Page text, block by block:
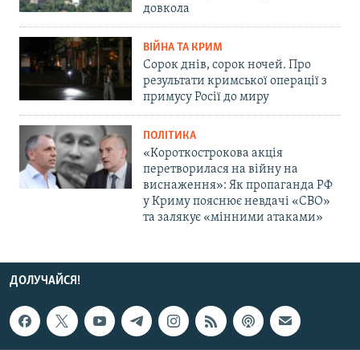
довкола
ВІЙНА ТА КРИМ
Сорок днів, сорок ночей. Про
результати кримської операції з
примусу Росії до миру
ПОЛІТИКА
«Короткострокова акція
перетворилася на війну на
виснаження»: Як пропаганда РФ
у Криму пояснює невдачі «СВО»
та залякує «мінними атаками»
ДОЛУЧАЙСЯ!